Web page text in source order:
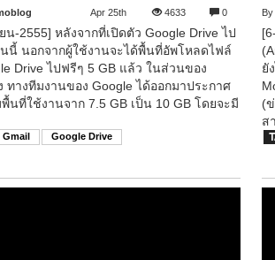
Apr 25th 4633 0
น-2555] หลังจากที่เปิดตัว Google Drive ไป
นี้ นอกจากผู้ใช้งานจะได้พื้นที่อัพโหลดไฟล์
Drive ไปฟรีๆ 5 GB แล้ว ในส่วนของ
ทางทีมงานของ Google ได้ออกมาประกาศ
พื้นที่ใช้งานจาก 7.5 GB เป็น 10 GB โดยจะมี
Gmail Google Drive
ยั
(
ส